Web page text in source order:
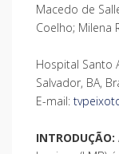
Macedo de
Coelho; Milena
Hospital Santo
Salvador, BA,
E-mail:
INTRODUÇÃO: